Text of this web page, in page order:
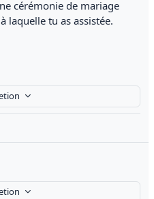
cérémonie de mariage
laquelle tu as assistée.